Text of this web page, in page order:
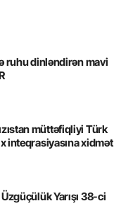
ruhu dinləndirən mavi
müttəfiqliyi Türk
inteqrasiyasına xidmət
Yarışı 38-ci